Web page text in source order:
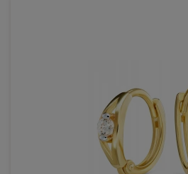
DO KOSZYKA